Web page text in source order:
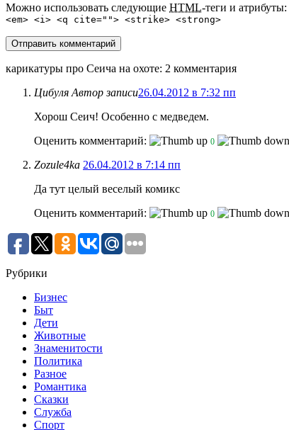
Можно использовать следующие HTML-теги и атрибуты:
<em> <i> <q cite=""> <strike> <strong>
карикатуры про Сеича на охоте: 2 комментария
Цибуля Автор записи26.04.2012 в 7:32 пп
Хорош Сеич! Особенно с медведем.
Оценить комментарий:
0
Zozule4ka 26.04.2012 в 7:14 пп
Да тут целый веселый комикс
Оценить комментарий:
0
Рубрики
Бизнес
Быт
Дети
Животные
Знаменитости
Политика
Разное
Романтика
Сказки
Служба
Спорт